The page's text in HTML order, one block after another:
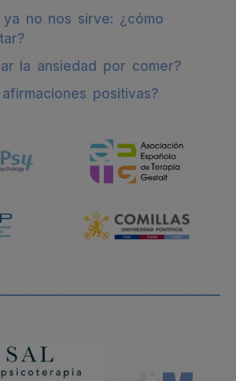
no nos sirve: ¿cómo
la ansiedad por comer?
positivas?